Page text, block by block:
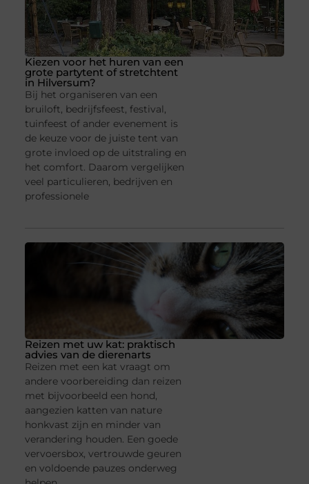
Kiezen voor het huren van een
grote partytent of stretchtent
in Hilversum?
Bij het organiseren van een
bruiloft, bedrijfsfeest, festival,
tuinfeest of ander evenement is
de keuze voor de juiste tent van
grote invloed op de uitstraling en
het comfort. Daarom vergelijken
veel particulieren, bedrijven en
professionele
Reizen met uw kat: praktisch
advies van de dierenarts
Reizen met een kat vraagt om
andere voorbereiding dan reizen
met bijvoorbeeld een hond,
aangezien katten van nature
honkvast zijn en minder van
verandering houden. Een goede
vervoersbox, vertrouwde geuren
en voldoende pauzes onderweg